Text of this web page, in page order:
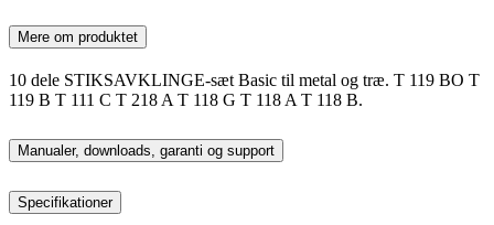
Mere om produktet
10 dele STIKSAVKLINGE-sæt Basic til metal og træ. T 119 BO T
119 B T 111 C T 218 A T 118 G T 118 A T 118 B.
Manualer, downloads, garanti og support
Specifikationer